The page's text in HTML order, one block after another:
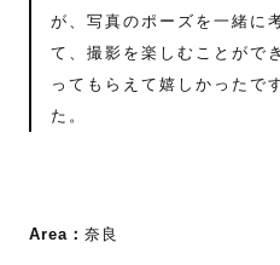
が、写真のポーズを一緒に
て、撮影を楽しむことがで
ってもらえて嬉しかったで
た。
Area： 奈良